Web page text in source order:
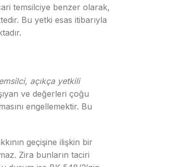
temsilciye benzer olarak,
Bu yetki esas itibarıyla
açıkça yetkili
ve değerleri çoğu
engellemektir. Bu
geçişine ilişkin bir
Zira bunların taciri